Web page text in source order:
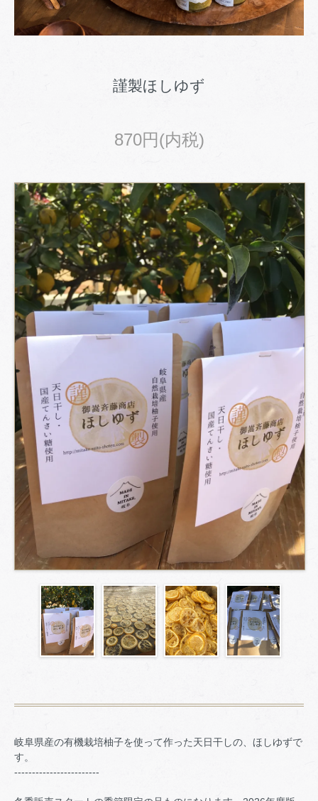
謹製ほしゆず
870円(内税)
岐阜県産の有機栽培柚子を使って作った天日干しの、ほしゆずで
す。
------------------------